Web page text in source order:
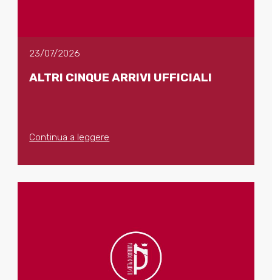
23/07/2026
ALTRI CINQUE ARRIVI UFFICIALI
Continua a leggere